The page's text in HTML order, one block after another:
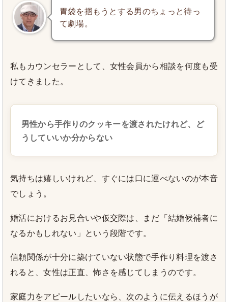
胃袋を掴もうとする男のちょっと待っ
て劇場。
私もカウンセラーとして、女性会員から相談を何度も受
けてきました。
男性から手作りのクッキーを渡されたけれど、ど
うしていいか分からない
気持ちは嬉しいけれど、すぐには口に運べないのが本音
でしょう。
婚活におけるお見合いや仮交際は、まだ「結婚候補者に
なるかもしれない」という段階です。
信頼関係が十分に築けていない状態で手作り料理を渡さ
れると、女性は正直、怖さを感じてしまうのです。
家庭力をアピールしたいなら、次のように伝えるほうが